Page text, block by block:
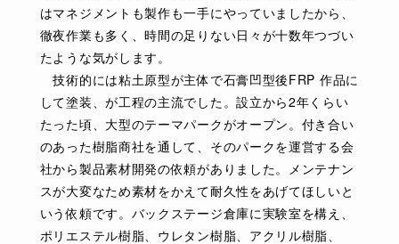
はマネジメントも製作も一手にやっていましたから、
徹夜作業も多く、時間の足りない日々が十数年つづい
たような気がします。
技術的には粘土原型が主体で石膏凹型後FRP 作品に
して塗装、が工程の主流でした。設立から2年くらい
たった頃、大型のテーマパークがオープン。付き合い
のあった樹脂商社を通して、そのパークを運営する会
社から製品素材開発の依頼がありました。メンテナン
スが大変なため素材をかえて耐久性をあげてほしいと
いう依頼です。バックステージ倉庫に実験室を構え、
ポリエステル樹脂、ウレタン樹脂、アクリル樹脂、